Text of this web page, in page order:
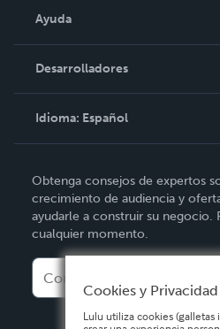
Podcast
Ayuda
Búsqueda del pedido
Base de conocimientos
Comuníquese con Soporte
Desarrolladores
Idioma: Español
Deutsch
Français
Italiano
Español
Obtenga consejos de expertos
crecimiento de audiencia y
ayudarle a construir su negocio.
cualquier momento.
Cookies y Privacidad
Lulu utiliza cookies (galletas